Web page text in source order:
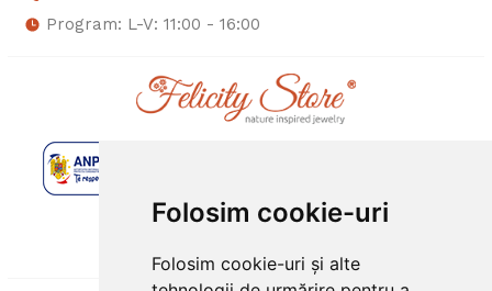
Folosim cookie-uri
Folosim cookie-uri și alte
Program: L-V: 11:00 - 16:00